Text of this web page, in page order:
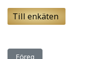
Till enkäten
Föregående artikel:
Föreg